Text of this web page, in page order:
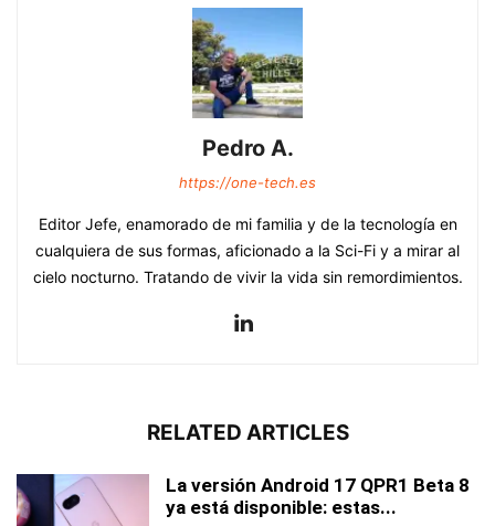
Pedro A.
https://one-tech.es
Editor Jefe, enamorado de mi familia y de la tecnología en
cualquiera de sus formas, aficionado a la Sci-Fi y a mirar al
cielo nocturno. Tratando de vivir la vida sin remordimientos.
RELATED ARTICLES
La versión Android 17 QPR1 Beta 8
ya está disponible: estas...